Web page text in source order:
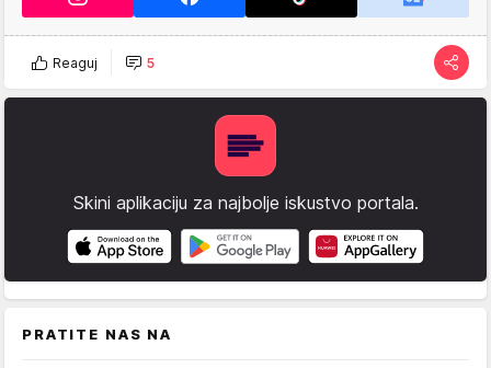
Reaguj 5
Skini aplikaciju za najbolje iskustvo portala.
PRATITE NAS NA